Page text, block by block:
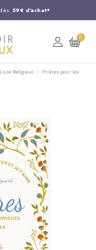
59€ d'achat*
20 24 74 15
le jour même !
0
Livre Religieux
Prières pour les